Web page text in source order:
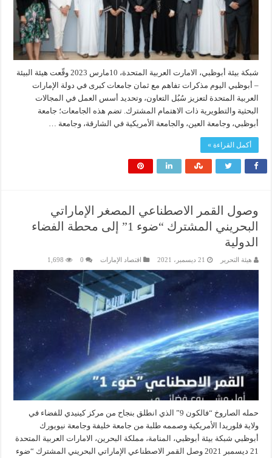
شبكة بيئة أبوظبي، الامارت العربية المتحدة، 10مارس 2023 وقّعت هيئة البيئة
– أبوظبي اليوم مذكرات تفاهم مع ثمان جامعات كبرى في دولة الإمارات
العربية المتحدة لتعزيز سُبُل التعاون، وتحديد أسس العمل في المجالات
البحثية والتطويرية ذات الاهتمام المشترك. تضم هذه الجامعات؛ جامعة
أبوظبي، وجامعة العين، والجامعة الأمريكية في الشارقة، وجامعة …
أكمل القراءة »
وصول القمر الاصطناعي المصغر الإماراتي
البحريني المشترك “ضوء 1” إلى محطة الفضاء
الدولية
هيئة التحرير 21 ديسمبر، 2021 اقتصاد الإمارات 0
1,698
حمله الصاروخ “فالكون 9” الذي انطلق بنجاح من مركز كينيدي للفضاء في
ولاية فلوريدا الأمريكية وصممه طلبة من جامعة خليفة وجامعة نيويورك
أبوظبي شبكة بيئة أبوظبي، المنامة، مملكة البحرين، الامارات العربية المتحدة
21 ديسمبر 2021 وصل القمر الاصطناعي الإماراتي البحريني المشترك “ضوء